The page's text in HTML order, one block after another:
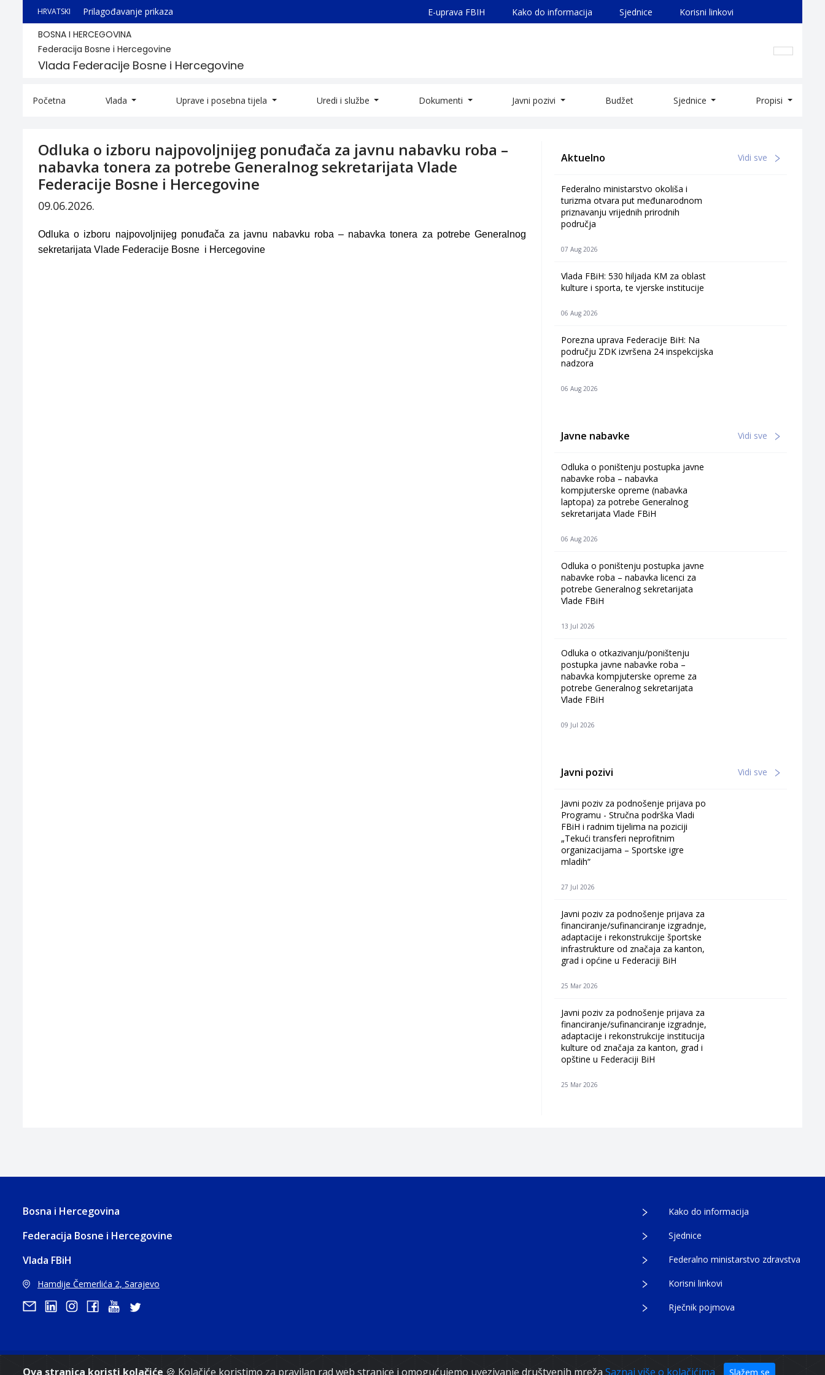
Ova stranica koristi kolačiće 🍪 Kolačiće koristimo za pravilan rad web stranice i omogućujemo uvezivanje društvenih mreža Saznaj više o kolačićima Slažem se
HRVATSKI Prilagođavanje prikaza E-uprava FBIH Kako do informacija Sjednice Korisni linkovi
BOSNA I HERCEGOVINA
Federacija Bosne i Hercegovine
Vlada Federacije Bosne i Hercegovine
Početna Vlada Uprave i posebna tijela Uredi i službe Dokumenti Javni pozivi Budžet Sjednice Propisi
Odluka o izboru najpovoljnijeg ponuđača za javnu nabavku roba –
nabavka tonera za potrebe Generalnog sekretarijata Vlade
Federacije Bosne i Hercegovine
09.06.2026.
Odluka o izboru najpovoljnijeg ponuđača za javnu nabavku roba – nabavka tonera za potrebe Generalnog
sekretarijata Vlade Federacije Bosne i Hercegovine
Aktuelno Vidi sve
Federalno ministarstvo okoliša i
turizma otvara put međunarodnom
priznavanju vrijednih prirodnih
područja
07 Aug 2026
Vlada FBiH: 530 hiljada KM za oblast
kulture i sporta, te vjerske institucije
06 Aug 2026
Porezna uprava Federacije BiH: Na
području ZDK izvršena 24 inspekcijska
nadzora
06 Aug 2026
Javne nabavke Vidi sve
Odluka o poništenju postupka javne
nabavke roba – nabavka
kompjuterske opreme (nabavka
laptopa) za potrebe Generalnog
sekretarijata Vlade FBiH
06 Aug 2026
Odluka o poništenju postupka javne
nabavke roba – nabavka licenci za
potrebe Generalnog sekretarijata
Vlade FBiH
13 Jul 2026
Odluka o otkazivanju/poništenju
postupka javne nabavke roba –
nabavka kompjuterske opreme za
potrebe Generalnog sekretarijata
Vlade FBiH
09 Jul 2026
Javni pozivi Vidi sve
Javni poziv za podnošenje prijava po
Programu - Stručna podrška Vladi
FBiH i radnim tijelima na poziciji
„Tekući transferi neprofitnim
organizacijama – Sportske igre
mladih“
27 Jul 2026
Javni poziv za podnošenje prijava za
financiranje/sufinanciranje izgradnje,
adaptacije i rekonstrukcije športske
infrastrukture od značaja za kanton,
grad i općine u Federaciji BiH
25 Mar 2026
Javni poziv za podnošenje prijava za
financiranje/sufinanciranje izgradnje,
adaptacije i rekonstrukcije institucija
kulture od značaja za kanton, grad i
opštine u Federaciji BiH
25 Mar 2026
Bosna i Hercegovina
Federacija Bosne i Hercegovine
Vlada FBiH
Hamdije Čemerlića 2, Sarajevo
Kako do informacija
Sjednice
Federalno ministarstvo zdravstva
Korisni linkovi
Rječnik pojmova
Copyright 2021. Vlada Federacije Bosne i Hercegovine